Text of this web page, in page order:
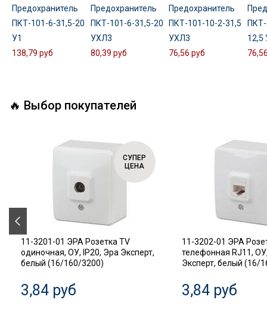
Предохранитель
ПКТ-101-6-31,5-20
У1
138,79 руб
Предохранитель
ПКТ-101-6-31,5-20
УХЛ3
80,39 руб
Предохранитель
ПКТ-101-10-2-31,5
УХЛ3
76,56 руб
ПКТ-
12,5
🔥 Выбор покупателей
СУПЕР
ЦЕНА
11-3201-01 ЭРА Розетка TV
одиночная, ОУ, IP20, Эра Эксперт,
белый (16/160/3200)
3,84 руб
11-3202-01 ЭРА
телефонная RJ11,
Эксперт, белый (16/
3,84 руб